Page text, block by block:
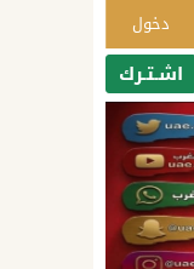
دخول
اشـتـرك